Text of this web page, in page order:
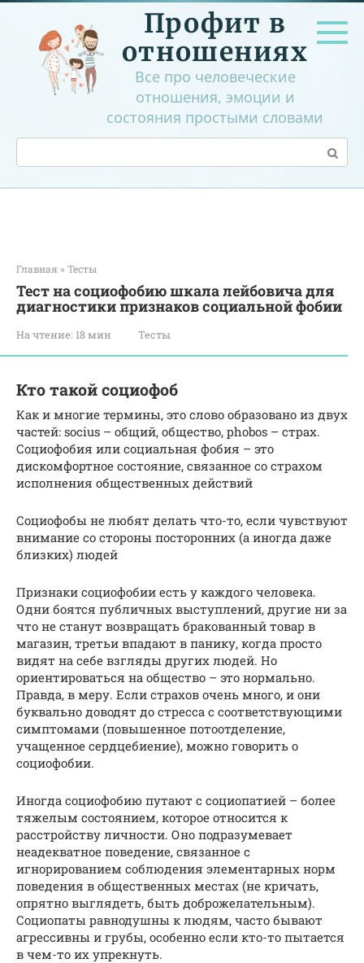
Перейти
контенту
Профит в
отношениях
Все про человеческие
отношения, эмоции и
состояния простыми словами
Поиск:
Главная » Тесты
Тест на социофобию шкала лейбовича для
диагностики признаков социальной фобии
На чтение: 18 мин Тесты
Кто такой социофоб
Как и многие термины, это слово образовано из двух
частей: socius – общий, общество, phobos – страх.
Социофобия или социальная фобия – это
дискомфортное состояние, связанное со страхом
исполнения общественных действий
Социофобы не любят делать что-то, если чувствуют
внимание со стороны посторонних (а иногда даже
близких) людей
Признаки социофобии есть у каждого человека.
Одни боятся публичных выступлений, другие ни за
что не станут возвращать бракованный товар в
магазин, третьи впадают в панику, когда просто
видят на себе взгляды других людей. Но
ориентироваться на общество – это нормально.
Правда, в меру. Если страхов очень много, и они
буквально доводят до стресса с соответствующими
симптомами (повышенное потоотделение,
учащенное сердцебиение), можно говорить о
социофобии.
Иногда социофобию путают с социопатией – более
тяжелым состоянием, которое относится к
расстройству личности. Оно подразумевает
неадекватное поведение, связанное с
игнорированием соблюдения элементарных норм
поведения в общественных местах (не кричать,
опрятно выглядеть, быть доброжелательным).
Социопаты равнодушны к людям, часто бывают
агрессивны и грубы, особенно если кто-то пытается
в чем-то их упрекнуть.